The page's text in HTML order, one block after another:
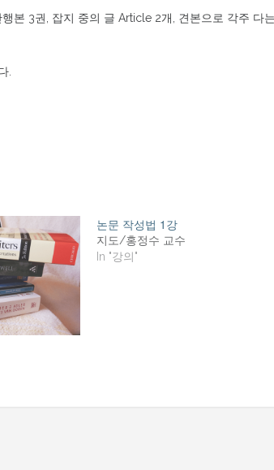
본 3권, 잡지 중의 글 Article 2개, 견본으로 각주 다
.
논문 작성법 1강
지도/홍정수 교수
In "강의"